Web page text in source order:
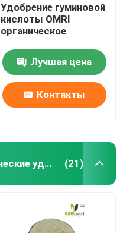
Удобрение гуминовой
кислоты OMRI
органическое
Лучшая цена
Контакты
Аминокислотные органические удобрения (21)